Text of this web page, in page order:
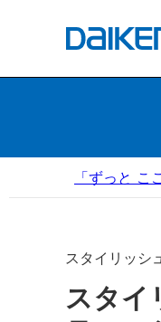
「ずっと
スタイリッシ
スタ